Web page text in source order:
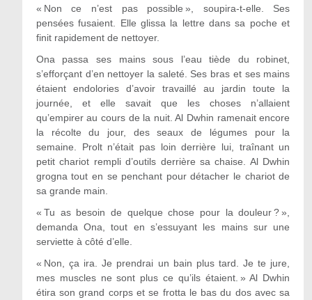
« Non ce n’est pas possible », soupira-t-elle. Ses
pensées fusaient. Elle glissa la lettre dans sa poche et
finit rapidement de nettoyer.
Ona passa ses mains sous l’eau tiède du robinet,
s’efforçant d’en nettoyer la saleté. Ses bras et ses mains
étaient endolories d’avoir travaillé au jardin toute la
journée, et elle savait que les choses n’allaient
qu’empirer au cours de la nuit. Al Dwhin ramenait encore
la récolte du jour, des seaux de légumes pour la
semaine. Prolt n’était pas loin derrière lui, traînant un
petit chariot rempli d’outils derrière sa chaise. Al Dwhin
grogna tout en se penchant pour détacher le chariot de
sa grande main.
« Tu as besoin de quelque chose pour la douleur ? »,
demanda Ona, tout en s’essuyant les mains sur une
serviette à côté d’elle.
« Non, ça ira. Je prendrai un bain plus tard. Je te jure,
mes muscles ne sont plus ce qu’ils étaient. » Al Dwhin
étira son grand corps et se frotta le bas du dos avec sa